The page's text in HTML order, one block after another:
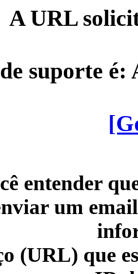
A URL
suporte é:
entender
um
(URL) que